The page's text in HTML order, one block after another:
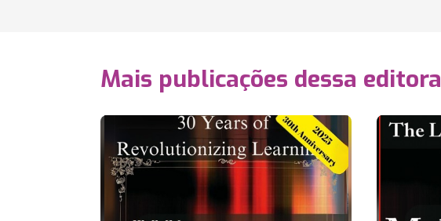
Mais publicações dessa editora